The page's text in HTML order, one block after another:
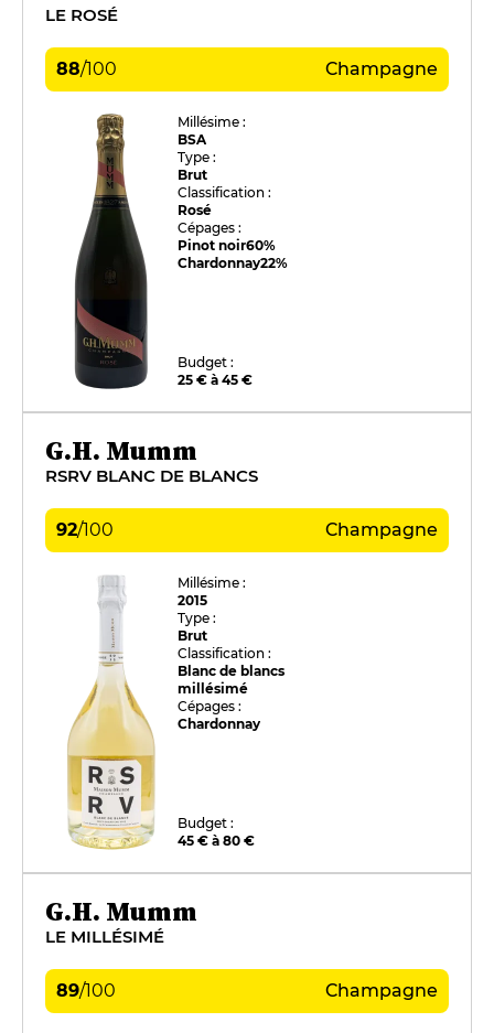
LE ROSÉ
88/100 Champagne
Millésime :
BSA
Type :
Brut
Classification :
Rosé
Cépages :
Pinot noir60%
Chardonnay22%
Budget :
25 € à 45 €
G.H. Mumm
RSRV BLANC DE BLANCS
92/100 Champagne
Millésime :
2015
Type :
Brut
Classification :
Blanc de blancs
millésimé
Cépages :
Chardonnay
Budget :
45 € à 80 €
G.H. Mumm
LE MILLÉSIMÉ
89/100 Champagne